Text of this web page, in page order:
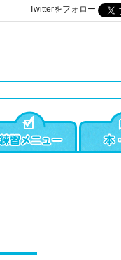
Twitterをフォロー